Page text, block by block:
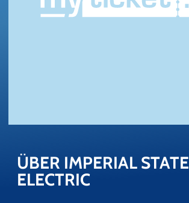
ÜBER IM­PE­RI­AL STATE
ELECTRIC